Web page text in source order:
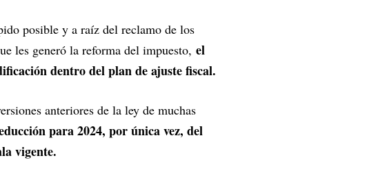
posible y a raíz del reclamo de los
les generó la reforma del impuesto, el
dentro del plan de ajuste fiscal.
anteriores de la ley de muchas
para 2024, por única vez, del
vigente.